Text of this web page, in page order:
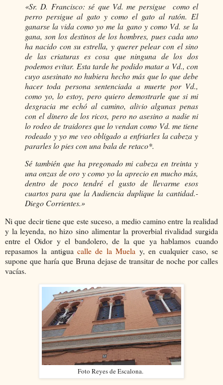
«Sr. D. Francisco: sé que Vd. me persigue como el
perro persigue al gato y como el gato al ratón. El
ganarse la vida como yo me la gano y como Vd. se la
gana, son los destinos de los hombres, pues cada uno
ha nacido con su estrella, y querer pelear con el sino
de las criaturas es cosa que ninguna de los dos
podemos evitar. Esta tarde he podido matar a Vd., con
cuyo asesinato no hubiera hecho más que lo que debe
hacer toda persona sentenciada a muerte por Vd.,
como yo, lo estoy, pero quiero demostrarle que si mi
desgracia me echó al camino, alivio algunas penas
con el dinero de los ricos, pero no asesino a nadie ni
lo rodeo de traidores que lo vendan como Vd. me tiene
rodeado y yo me veo obligado a enfriarles la cabeza y
pararles lo pies con una bala de retaco*.
Sé también que ha pregonado mi cabeza en treinta y
una onzas de oro y como yo la aprecio en mucho más,
dentro de poco tendré el gusto de llevarme esos
cuartos para que la Audiencia duplique la cantidad.-
Diego Corrientes.»
Ni que decir tiene que este suceso, a medio camino entre la realidad
y la leyenda, no hizo sino alimentar la proverbial rivalidad surgida
entre el Oidor y el bandolero, de la que ya hablamos cuando
repasamos la antiguacalle de la Muela y, en cualquier caso, se
supone que haría que Bruna dejase de transitar de noche por calles
vacías.
Foto Reyes de Escalona.